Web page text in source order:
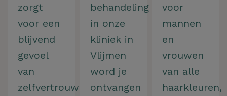
zorgt
voor een
blijvend
gevoel
van
zelfvertrouwen.
behandeling
in onze
kliniek in
Vlijmen
word je
ontvangen
voor
mannen
en
vrouwen
van alle
haarkleuren,